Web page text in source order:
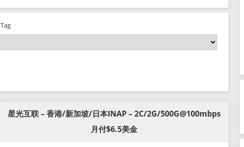
Tag
星光互联 – 香港/新加坡/日本INAP – 2C/2G/500G@100mbps
月付$6.5美金